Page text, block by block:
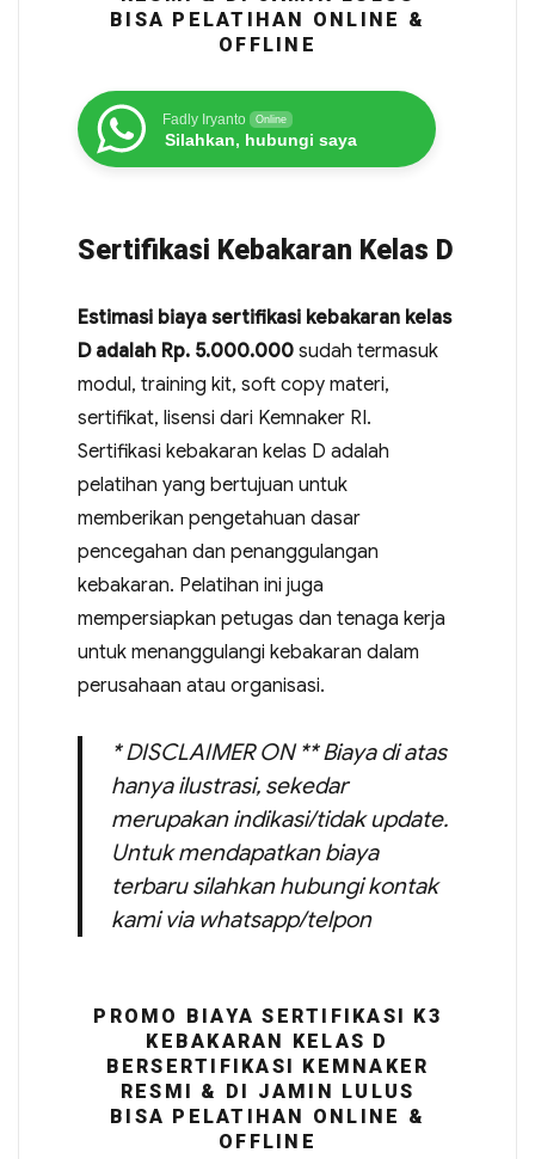
BISA PELATIHAN ONLINE &
OFFLINE
Fadly Iryanto Online
Silahkan, hubungi saya
Sertifikasi Kebakaran Kelas D
Estimasi biaya sertifikasi kebakaran kelas
D adalah Rp. 5.000.000sudah termasuk
modul, training kit, soft copy materi,
sertifikat, lisensi dari Kemnaker RI.
Sertifikasi kebakaran kelas D adalah
pelatihan yang bertujuan untuk
memberikan pengetahuan dasar
pencegahan dan penanggulangan
kebakaran. Pelatihan ini juga
mempersiapkan petugas dan tenaga kerja
untuk menanggulangi kebakaran dalam
perusahaan atau organisasi.
* DISCLAIMER ON ** Biaya di atas
hanya ilustrasi, sekedar
merupakan indikasi/tidak update.
Untuk mendapatkan biaya
terbaru silahkan hubungi kontak
kami via whatsapp/telpon
PROMO BIAYA SERTIFIKASI K3
KEBAKARAN KELAS D
BERSERTIFIKASI KEMNAKER
RESMI & DI JAMIN LULUS
BISA PELATIHAN ONLINE &
OFFLINE